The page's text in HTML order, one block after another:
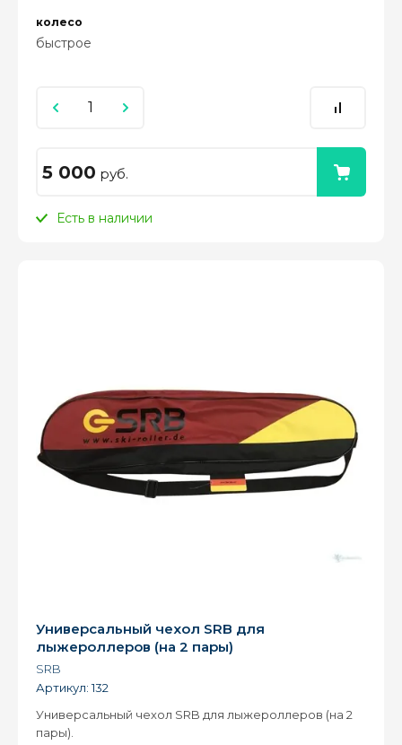
колесо
быстрое
5 000 руб.
Есть в наличии
Универсальный чехол SRB для
лыжероллеров (на 2 пары)
SRB
Артикул:132
Универсальный чехол SRB для лыжероллеров (на 2
пары).